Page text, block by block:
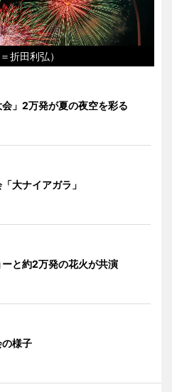
折田利弘）
会」2万発が夏の夜空を彩る
大ナイアガラ」
ーと約2万発の花火が共演
の様子